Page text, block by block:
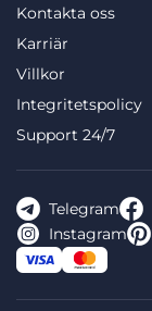
Kontakta oss
Karriär
Villkor
Integritetspolicy
Support 24/7
Telegram
Instagram